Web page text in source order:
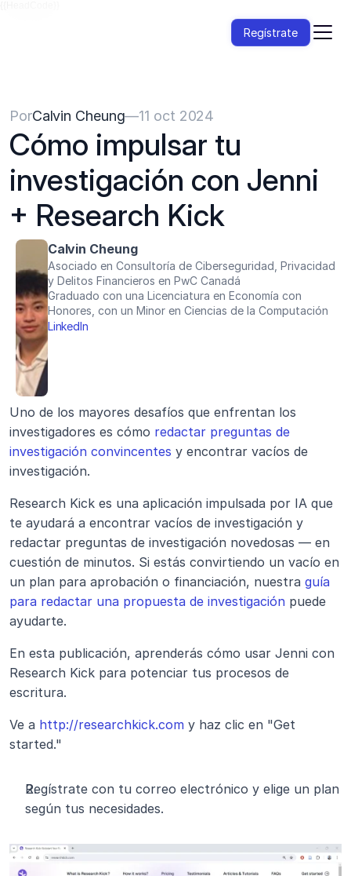
Regístrate
PorCalvin Cheung—11 oct 2024
Cómo impulsar tu
investigación con Jenni
+ Research Kick
Calvin Cheung
Asociado en Consultoría de Ciberseguridad, Privacidad
y Delitos Financieros en PwC Canadá
Graduado con una Licenciatura en Economía con
Honores, con un Minor en Ciencias de la Computación
LinkedIn
Uno de los mayores desafíos que enfrentan los
investigadores es cómo redactar preguntas de
investigación convincentes y encontrar vacíos de
investigación.
Research Kick es una aplicación impulsada por IA que
te ayudará a encontrar vacíos de investigación y
redactar preguntas de investigación novedosas — en
cuestión de minutos. Si estás convirtiendo un vacío en
un plan para aprobación o financiación, nuestra guía
para redactar una propuesta de investigación puede
ayudarte.
En esta publicación, aprenderás cómo usar Jenni con
Research Kick para potenciar tus procesos de
escritura.
Ve a http://researchkick.com y haz clic en "Get
started."
Regístrate con tu correo electrónico y elige un plan
según tus necesidades.